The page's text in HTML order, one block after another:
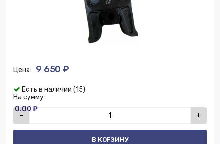
Цена: 9 650 ₽
Есть в наличии (15)
На сумму:
0.00 ₽
- +
В КОРЗИНУ